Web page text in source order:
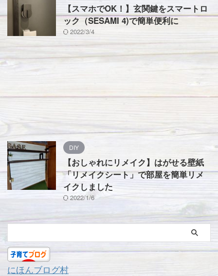
【スマホでOK！】玄関鍵をスマートロ
ック（SESAMI 4)で簡単便利に
2022/3/4
DIY
【おしゃれにリメイク】はがせる壁紙
「リメイクシート」で部屋を簡単リメ
イクしました
2022/1/6
にほんブログ村